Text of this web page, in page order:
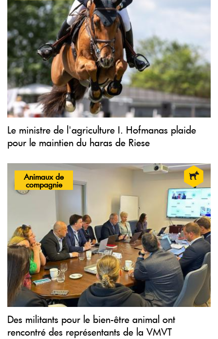
Le ministre de l'agriculture I. Hofmanas plaide
pour le maintien du haras de Riese
Animaux de
compagnie
Des militants pour le bien-être animal ont
rencontré des représentants de la VMVT